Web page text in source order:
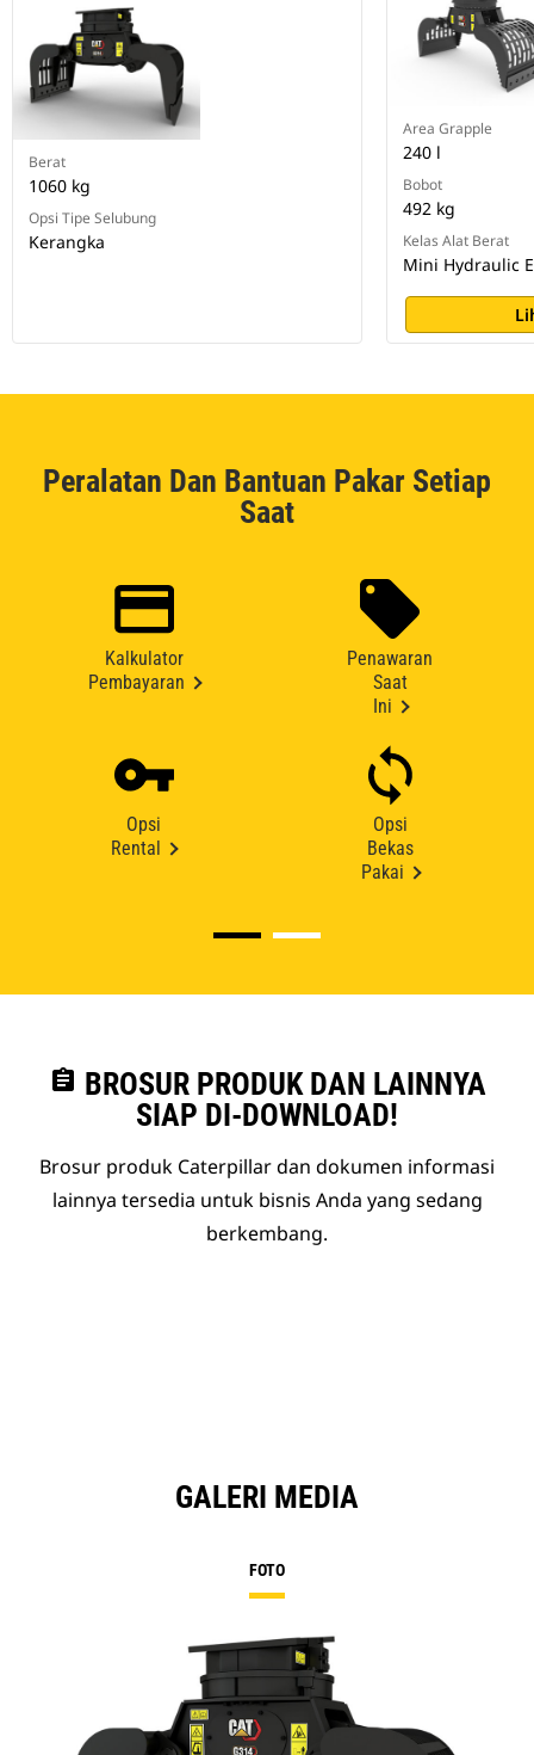
Berat
1060 kg
Opsi Tipe Selubung
Kerangka
Area Grapple
240 l
Bobot
492 kg
Kelas Alat Berat
Mini Hydraulic
Peralatan Dan Bantuan Pakar Setiap
Saat
Kalkulator
Pembayaran
Penawaran
Saat
Ini
Opsi
Rental
Opsi
Bekas
Pakai
assignment BROSUR PRODUK DAN LAINNYA
SIAP DI-DOWNLOAD!
Brosur produk Caterpillar dan dokumen informasi
lainnya tersedia untuk bisnis Anda yang sedang
berkembang.
GALERI MEDIA
FOTO